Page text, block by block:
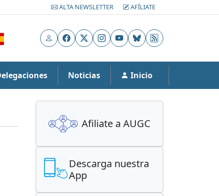
ALTA NEWSLETTER AFÍLIATE
UsuarioFacebook
X Instagram
YouTubeBluesky
RSS
Noticias Inicio
Afiliate a AUGC
Descarga nuestra
App